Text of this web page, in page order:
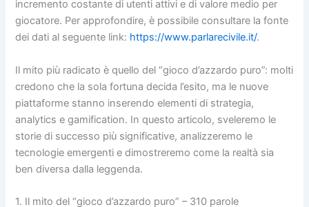
incremento costante di utenti attivi e di valore medio per
giocatore. Per approfondire, è possibile consultare la fonte
dei dati al seguente link: https://www.parlarecivile.it/.
Il mito più radicato è quello del “gioco d’azzardo puro”: molti
credono che la sola fortuna decida l’esito, ma le nuove
piattaforme stanno inserendo elementi di strategia,
analytics e gamification. In questo articolo, sveleremo le
storie di successo più significative, analizzeremo le
tecnologie emergenti e dimostreremo come la realtà sia
ben diversa dalla leggenda.
1. Il mito del “gioco d’azzardo puro” – 310 parole